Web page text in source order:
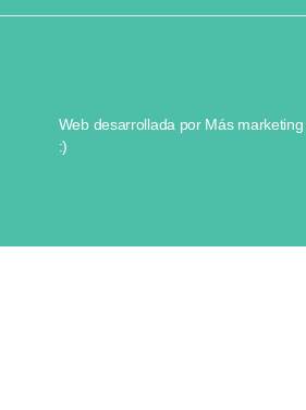
Web desarrollada por Más marketing
:)